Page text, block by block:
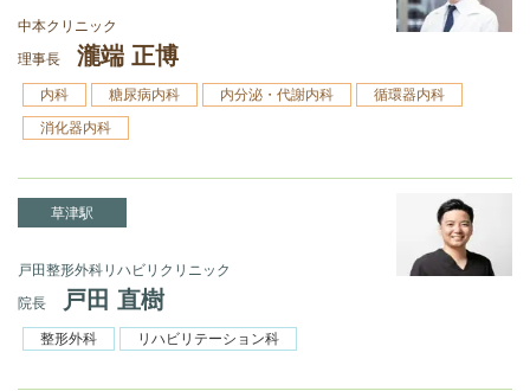
中本クリニック
理事長
瀧端 正博
内科 糖尿病内科 内分泌・代謝内科
循環器内科
消化器内科
草津駅
戸田整形外科リハビリクリニック
院長
戸田 直樹
整形外科 リハビリテーション科